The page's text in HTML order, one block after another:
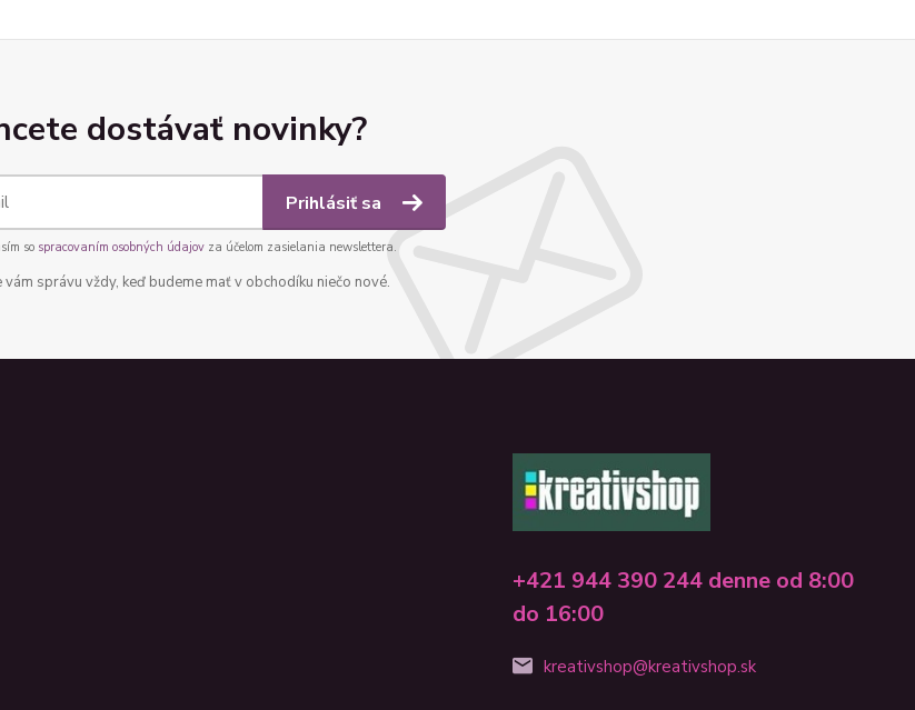
dostávať novinky?
Prihlásiť sa
so spracovaním osobných údajovza účelom zasielania newslettera.
vám správu vždy, keď budeme mať v obchodíku niečo nové.
+421 944 390 244 denne od 8:00
do 16:00
kreativshop@kreativshop.sk